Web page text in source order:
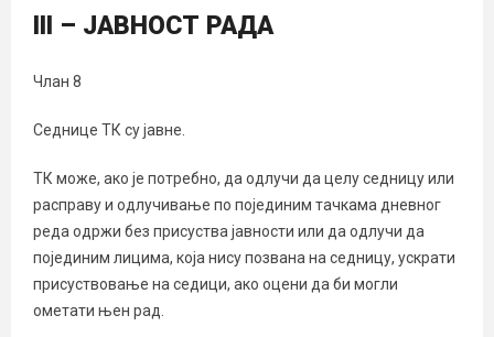
III – ЈАВНОСТ РАДА
Члан 8
Седнице ТК су јавне.
ТК може, ако је потребно, да одлучи да целу седницу или
расправу и одлучивање по појединим тачкама дневног
реда одржи без присуства јавности или да одлучи да
појединим лицима, која нису позвана на седницу, ускрати
присуствовање на седици, ако оцени да би могли
ометати њен рад.